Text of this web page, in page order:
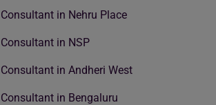
in Nehru Place
in NSP
in Andheri West
in Bengaluru